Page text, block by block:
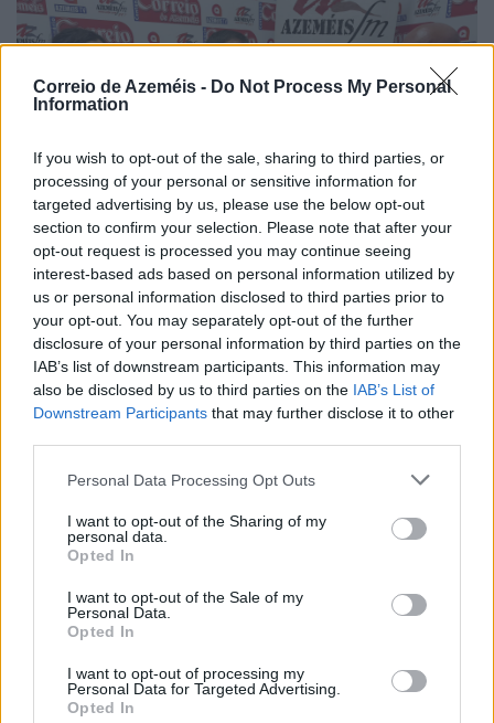
Correio de Azeméis - Do Not Process My Personal
Information
If you wish to opt-out of the sale, sharing to third parties, or
processing of your personal or sensitive information for
targeted advertising by us, please use the below opt-out
section to confirm your selection. Please note that after your
opt-out request is processed you may continue seeing
interest-based ads based on personal information utilized by
us or personal information disclosed to third parties prior to
your opt-out. You may separately opt-out of the further
disclosure of your personal information by third parties on the
IAB’s list of downstream participants. This information may
also be disclosed by us to third parties on the IAB’s List of
Downstream Participants that may further disclose it to other
Personal Data Processing Opt Outs
I want to opt-out of the Sharing of my
personal data.
Opted In
I want to opt-out of the Sale of my
Personal Data.
Opted In
I want to opt-out of processing my
Personal Data for Targeted Advertising.
Opted In
Bandas dão dignidade às festas
9/08/2026